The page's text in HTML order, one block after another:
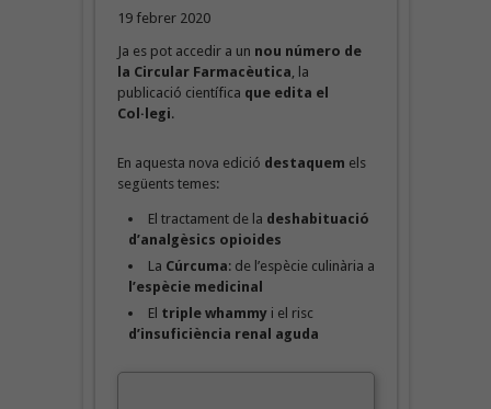
19 febrer 2020
Ja es pot accedir a un nou número de
la Circular Farmacèutica , la
publicació científica que edita el
Col·legi.
En aquesta nova edició destaquem els
següents temes:
El tractament de la deshabituació
d’analgèsics opioides
La Cúrcuma: de l’espècie culinària a
l’espècie medicinal
El triple whammyi el risc
d’insuficiència renal aguda